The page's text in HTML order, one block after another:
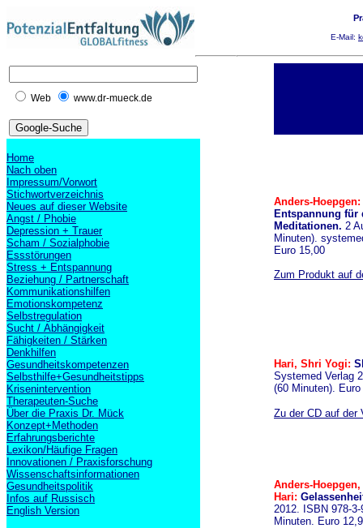
E-Mail:
Web www.dr-mueck.de
Home
Nach oben
Impressum/Vorwort
Stichwortverzeichnis
Neues auf dieser Website
Angst / Phobie
Depression + Trauer
Scham / Sozialphobie
Essstörungen
Stress + Entspannung
Beziehung / Partnerschaft
Kommunikationshilfen
Emotionskompetenz
Selbstregulation
Sucht / Abhängigkeit
Fähigkeiten / Stärken
Denkhilfen
Gesundheitskompetenzen
Selbsthilfe+Gesundheitstipps
Krisenintervention
Therapeuten-Suche
Über die Praxis Dr. Mück
Konzept+Methoden
Erfahrungsberichte
Lexikon/Häufige Fragen
Innovationen / Praxisforschung
Wissenschaftsinformationen
Gesundheitspolitik
Infos auf Russisch
English Version
Anders-Hoepgen:
Entspannung für
Meditationen. 2
Minuten).
Euro 15,00
Zum Produkt auf
Hari, Shri Yogi:
Systemed Verlag
(60 Minuten).
Zu der CD auf der
Anders-
Hari:
2012. ISBN 978-
Minuten. Euro